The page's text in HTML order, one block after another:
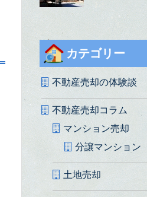
カテゴリー
不動産売却の体験談
不動産売却コラム
マンション売却
分譲マンション
土地売却